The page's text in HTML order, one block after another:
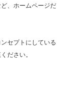
、ホームページだ
セプトにしている
ださい。